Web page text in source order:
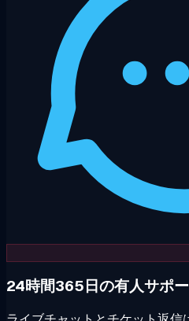
24時間365日の有人サポ